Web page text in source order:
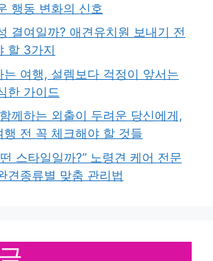
행동 변화의 신호
결여일까? 애견유치원 보내기 전
할 3가지
는 여행, 설렘보다 걱정이 앞서는
한 가이드
께하는 외출이 두려운 당신에게,
전 꼭 체크해야 할 것들
스타일일까?” 노령견 케어 전문
견종류별 맞춤 관리법